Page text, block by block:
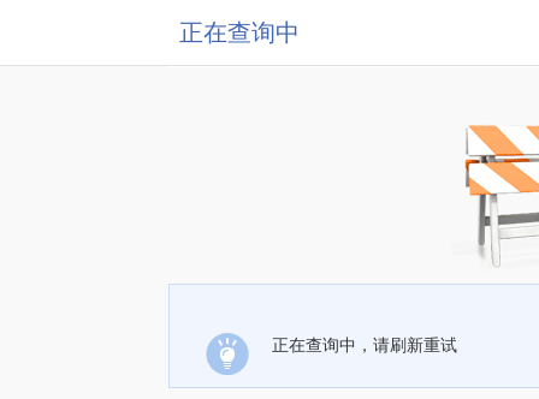
正在查询中
正在查询中，请刷新重试